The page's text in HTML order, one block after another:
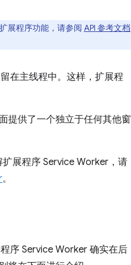
展程序功能，请参阅 API 参考文档
在主线程中。这样，扩展程
提供了一个独立于任何其他窗
展程序 Service Worker，请
。
序 Service Worker 确实在后